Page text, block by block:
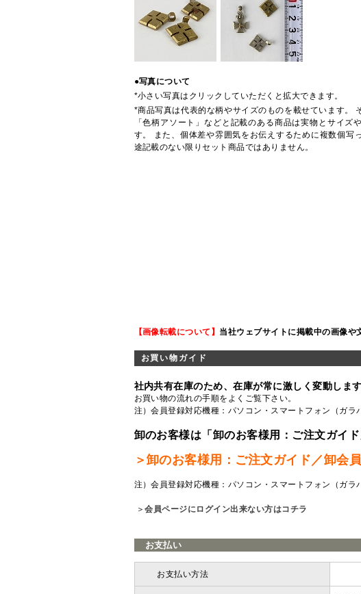
●写真について
*小さい写真はクリックしていただくと拡大できます。
*商品写真は代表的な柄やサイズのものを載せています。
「色柄アソート」などと記載のある商品は実物とサイズ
す。 また、個体差や雰囲気をお伝えするために複数個写
途記載のない限りセット商品ではありません。
【画像転載について】 当社ウェブサイトに掲載中の画像や
お買い物ガイド
社内共有在庫のため、在庫が常に激しく変動しま
お買い物の流れの手順をよくご覧下さい。
注）会員登録対応機種：パソコン・スマートフォン（ガラ
卸のお客様は「卸のお客様用：ご注文ガイド
＞卸のお客様用：ご注文ガイド／卸会
注）会員登録対応機種：パソコン・スマートフォン（ガラ
＞会員ページにログイン出来ない方はコチラ
お支払い
お支払い方法